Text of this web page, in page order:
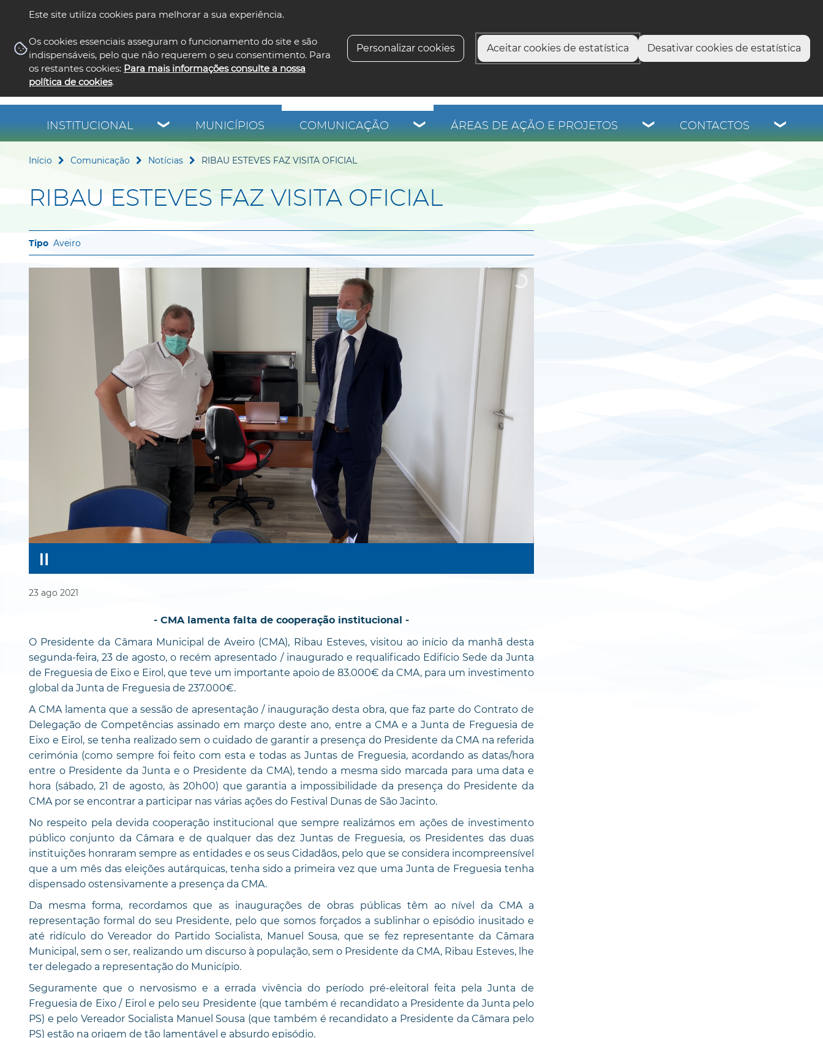
Este site utiliza cookies para melhorar a sua experiência.
Os cookies essenciais asseguram o funcionamento do site e são
indispensáveis, pelo que não requerem o seu consentimento. Para
os restantes cookies: Para mais informações consulte a nossa
política de cookies.
Personalizar cookies Aceitar cookies de estatística Desativar cookies de estatística
INSTITUCIONAL MUNICÍPIOS COMUNICAÇÃO ÁREAS DE AÇÃO E PROJETOS CONTACTOS
Início Comunicação Notícias RIBAU ESTEVES FAZ VISITA OFICIAL
RIBAU ESTEVES FAZ VISITA OFICIAL
Aveiro
23 ago 2021
- CMA lamenta falta de cooperação institucional -
O Presidente da Câmara Municipal de Aveiro (CMA), Ribau Esteves, visitou ao início da manhã desta
segunda-feira, 23 de agosto, o recém apresentado / inaugurado e requalificado Edifício Sede da Junta
de Freguesia de Eixo e Eirol, que teve um importante apoio de 83.000€ da CMA, para um investimento
global da Junta de Freguesia de 237.000€.
A CMA lamenta que a sessão de apresentação / inauguração desta obra, que faz parte do Contrato de
Delegação de Competências assinado em março deste ano, entre a CMA e a Junta de Freguesia de
Eixo e Eirol, se tenha realizado sem o cuidado de garantir a presença do Presidente da CMA na referida
cerimónia (como sempre foi feito com esta e todas as Juntas de Freguesia, acordando as datas/hora
entre o Presidente da Junta e o Presidente da CMA), tendo a mesma sido marcada para uma data e
hora (sábado, 21 de agosto, às 20h00) que garantia a impossibilidade da presença do Presidente da
CMA por se encontrar a participar nas várias ações do Festival Dunas de São Jacinto.
No respeito pela devida cooperação institucional que sempre realizámos em ações de investimento
público conjunto da Câmara e de qualquer das dez Juntas de Freguesia, os Presidentes das duas
instituições honraram sempre as entidades e os seus Cidadãos, pelo que se considera incompreensível
que a um mês das eleições autárquicas, tenha sido a primeira vez que uma Junta de Freguesia tenha
dispensado ostensivamente a presença da CMA.
Da mesma forma, recordamos que as inaugurações de obras públicas têm ao nível da CMA a
representação formal do seu Presidente, pelo que somos forçados a sublinhar o episódio inusitado e
até ridículo do Vereador do Partido Socialista, Manuel Sousa, que se fez representante da Câmara
Municipal, sem o ser, realizando um discurso à população, sem o Presidente da CMA, Ribau Esteves, lhe
ter delegado a representação do Município.
Seguramente que o nervosismo e a errada vivência do período pré-eleitoral feita pela Junta de
Freguesia de Eixo / Eirol e pelo seu Presidente (que também é recandidato a Presidente da Junta pelo
PS) e pelo Vereador Socialista Manuel Sousa (que também é recandidato a Presidente da Câmara pelo
PS) estão na origem de tão lamentável e absurdo episódio.